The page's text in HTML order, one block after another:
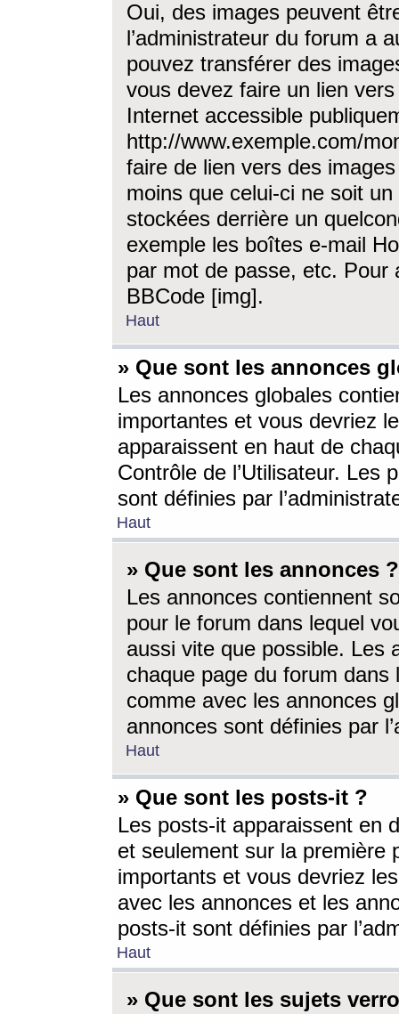
Oui, des images peuvent
l’administrateur du forum a
pouvez transférer des
vous devez faire un lien
Internet accessible
http://www.exemple.com/
faire de lien vers des
moins que celui-ci ne soit
stockées derrière un
exemple les boîtes e-mail
par mot de passe, etc. Pour
BBCode [img].
Haut
» Que sont les annonces
Les annonces globales
importantes et vous devriez
apparaissent en haut de
Contrôle de l’Utilisateur. Les
sont définies par
Haut
» Que sont les annonces ?
Les annonces contiennent
pour le forum dans lequel
aussi vite que possible. Les
chaque page du forum dans
comme avec les annonces
annonces sont définies par
Haut
» Que sont les posts-it ?
Les posts-it apparaissent en
et seulement sur la première
importants et vous devriez
avec les annonces et les
posts-it sont définies par
Haut
» Que sont les sujets